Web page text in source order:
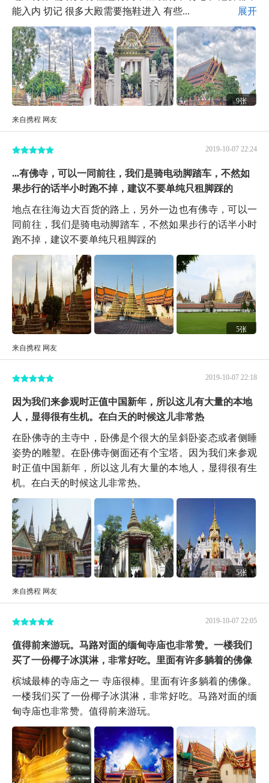
能入内 切记 很多大殿需要拖鞋进入 有些...
展开
9张
来自携程 网友
2019-10-07 22:24
...有佛寺，可以一同前往，我们是骑电动脚踏车，不然如
果步行的话半小时跑不掉，建议不要单纯只租脚踩的
地点在往海边大百货的路上，另外一边也有佛寺，可以一
同前往，我们是骑电动脚踏车，不然如果步行的话半小时
跑不掉，建议不要单纯只租脚踩的
5张
来自携程 网友
2019-10-07 22:18
因为我们来参观时正值中国新年，所以这儿有大量的本地
人，显得很有生机。在白天的时候这儿非常热
在卧佛寺的主寺中，卧佛是个很大的呈斜卧姿态或者侧睡
姿势的雕塑。在卧佛寺侧面还有个宝塔。因为我们来参观
时正值中国新年，所以这儿有大量的本地人，显得很有生
机。在白天的时候这儿非常热。
5张
来自携程 网友
2019-10-07 22:05
值得前来游玩。马路对面的缅甸寺庙也非常赞。一楼我们
买了一份椰子冰淇淋，非常好吃。里面有许多躺着的佛像
槟城最棒的寺庙之一 寺庙很棒。里面有许多躺着的佛像。
一楼我们买了一份椰子冰淇淋，非常好吃。马路对面的缅
甸寺庙也非常赞。值得前来游玩。